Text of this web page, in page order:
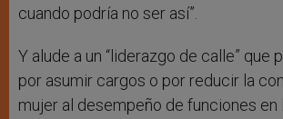
cuando podría no ser así”.
Y alude a un “liderazgo de calle” que
por asumir cargos o por reducir la
mujer al desempeño de funciones en